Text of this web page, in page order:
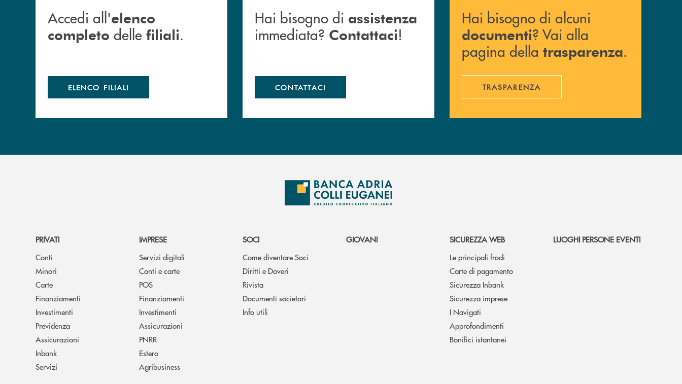
Accedi all'elenco
completo delle filiali.
ELENCO FILIALI
Hai bisogno di assistenza
immediata? Contattaci!
CONTATTACI
Hai bisogno di alcuni
documenti? Vai alla
pagina della trasparenza.
TRASPARENZA
PRIVATI
Conti
Minori
Carte
Finanziamenti
Investimenti
Previdenza
Assicurazioni
Inbank
Servizi
IMPRESE
Servizi digitali
Conti e carte
POS
Finanziamenti
Investimenti
Assicurazioni
PNRR
Estero
Agribusiness
SOCI
Come diventare Soci
Diritti e Doveri
Rivista
Documenti societari
Info utili
GIOVANI
SICUREZZA WEB
Le principali frodi
Carte di pagamento
Sicurezza Inbank
Sicurezza imprese
I Navigati
Approfondimenti
Bonifici istantanei
LUOGHI PERSONE EVENTI